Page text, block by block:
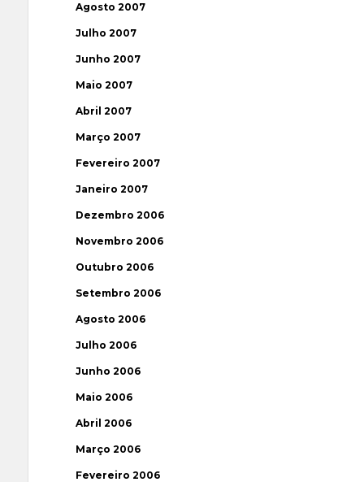
Agosto 2007
Julho 2007
Junho 2007
Maio 2007
Abril 2007
Março 2007
Fevereiro 2007
Janeiro 2007
Dezembro 2006
Novembro 2006
Outubro 2006
Setembro 2006
Agosto 2006
Julho 2006
Junho 2006
Maio 2006
Abril 2006
Março 2006
Fevereiro 2006